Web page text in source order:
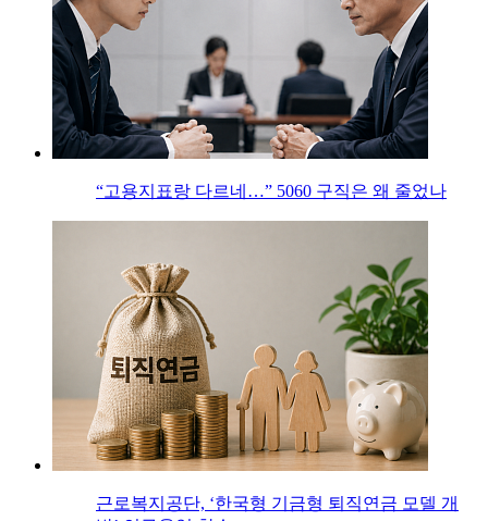
“고용지표랑 다르네…” 5060 구직은 왜 줄었나
근로복지공단, ‘한국형 기금형 퇴직연금 모델 개